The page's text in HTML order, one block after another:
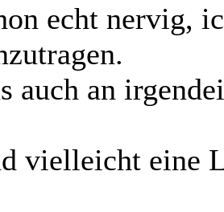
echt nervig,
auch an
vielleicht eine